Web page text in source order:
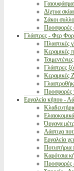
Δίχτυα
Σάκοι
Προσφορές
Γλάστρες - Φερ
Πλαστικές
Κεραμικές
Γλάστρες
Κεραμικές
Προσφορές
Εργαλεία κήπου -
Όργανα
Λάστιχα
Εργαλεία
Ποτιστήρια
Καρότσια
Προσφορές